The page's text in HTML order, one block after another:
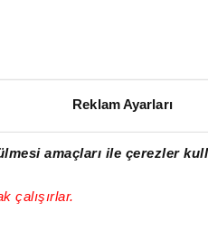
Reklam Ayarları
amaçları ile çerezler
çalışırlar.
bulabilirsiniz. Eğer
Ayrıca,
toprakta ve çeşitli